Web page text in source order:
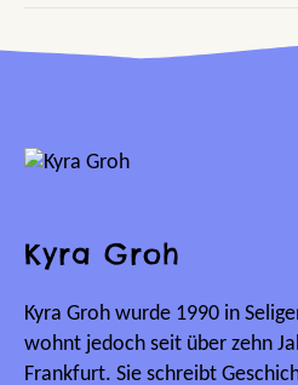
Kyra Groh
Kyra Groh wurde 1990 in
wohnt jedoch seit über zehn
Frankfurt. Sie schreibt